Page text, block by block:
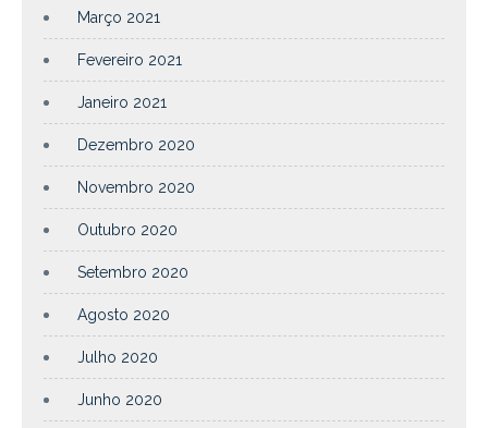
Março 2021
Fevereiro 2021
Janeiro 2021
Dezembro 2020
Novembro 2020
Outubro 2020
Setembro 2020
Agosto 2020
Julho 2020
Junho 2020